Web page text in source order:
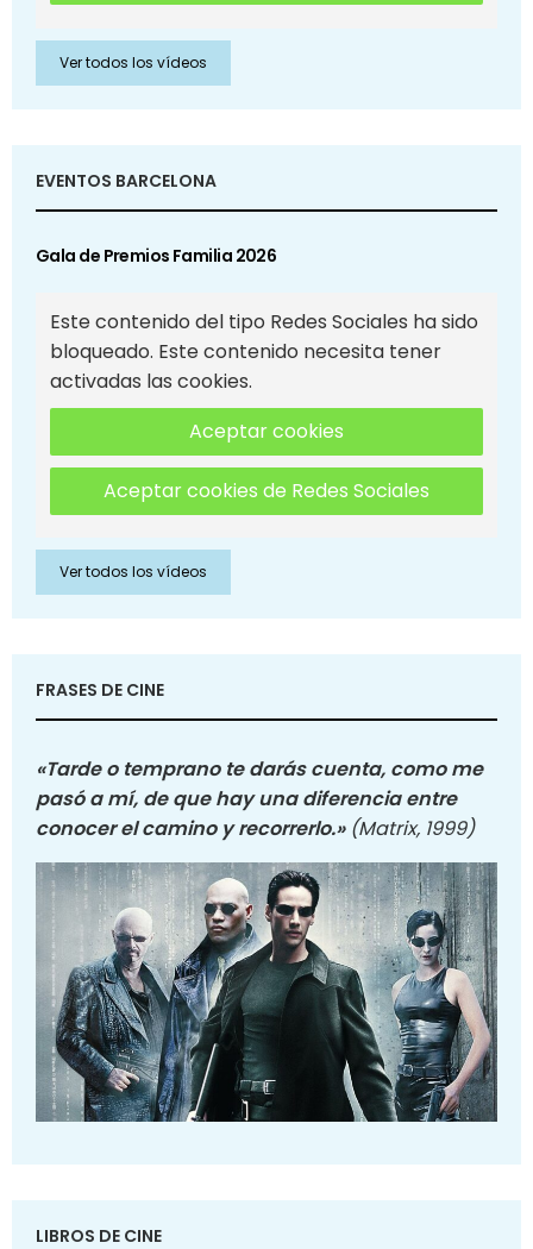
Ver todos los vídeos
EVENTOS BARCELONA
Gala de Premios Familia 2026
Este contenido del tipo Redes Sociales ha sido
bloqueado. Este contenido necesita tener
activadas las cookies.
Aceptar cookies
Aceptar cookies de Redes Sociales
Ver todos los vídeos
FRASES DE CINE
«Tarde o temprano te darás cuenta, como me
pasó a mí, de que hay una diferencia entre
conocer el camino y recorrerlo.» (Matrix, 1999)
LIBROS DE CINE